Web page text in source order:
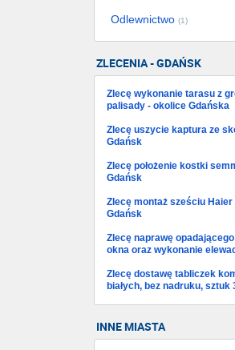
Odlewnictwo (1)
ZLECENIA - GDAŃSK
Zlecę wykonanie tarasu z
palisady - okolice Gdańska
Zlecę uszycie kaptura ze
Gdańsk
Zlecę położenie kostki
Gdańsk
Zlecę montaż sześciu Haier
Gdańsk
Zlecę naprawę
okna oraz wykonanie
Zlecę dostawę tabliczek
białych, bez nadruku, sztuk
INNE MIASTA